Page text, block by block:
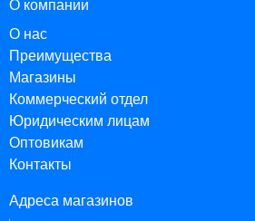
О компании
О нас
Преимущества
Магазины
Коммерческий отдел
Юридическим лицам
Оптовикам
Контакты
Адреса магазинов